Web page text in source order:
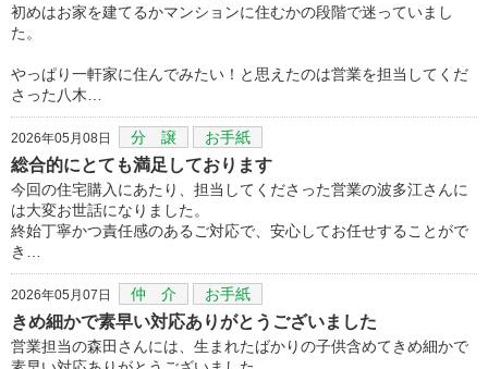
初めはお家を建てるかマンションに住むかの段階で迷っていまし
た。
やっぱり一軒家に住んでみたい！と思えたのは営業を担当してくだ
さった八木…
2026年05月08日 分 譲 お手紙
総合的にとても満足しております
今回の住宅購入にあたり、担当してくださった営業の波多江さんに
は大変お世話になりました。
終始丁寧かつ責任感のあるご対応で、安心してお任せすることがで
き…
2026年05月07日 仲 介 お手紙
きめ細かで素早い対応ありがとうございました
営業担当の森田さんには、生まれたばかりの子供含めてきめ細かで